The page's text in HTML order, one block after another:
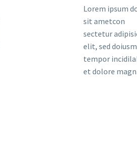
Lorem ipsum
sit ametcon
sectetur
elit, sed
tempor
et dolore